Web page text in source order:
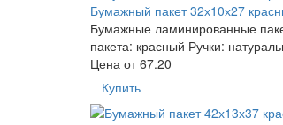
Бумажный пакет 32х10х27
Бумажные ламинированные
пакета: красный Ручки:
Цена от67.20
Купить